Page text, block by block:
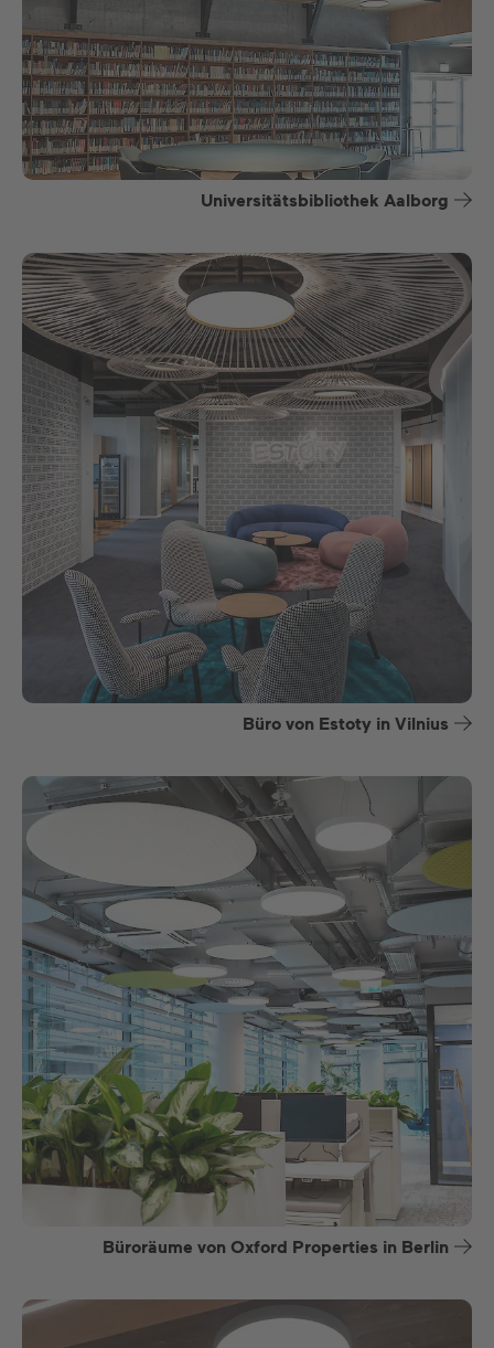
Universitätsbibliothek Aalborg
Büro von Estoty in Vilnius
Büroräume von Oxford Properties in Berlin